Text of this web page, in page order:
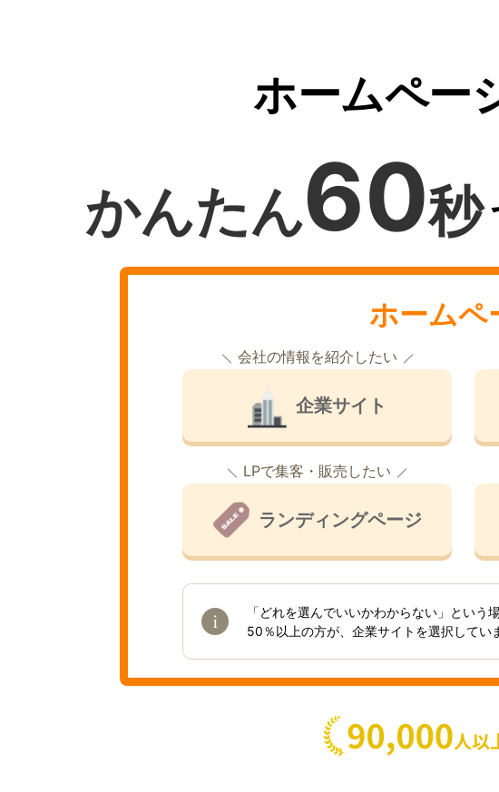
ホームペー
かんたん60秒
ホームペ
会社の情報を紹介したい
企業サイト
LPで集客・販売したい
ランディングページ
「どれを選んでいいかわからない」という
50％以上の方が、企業サイトを選択してい